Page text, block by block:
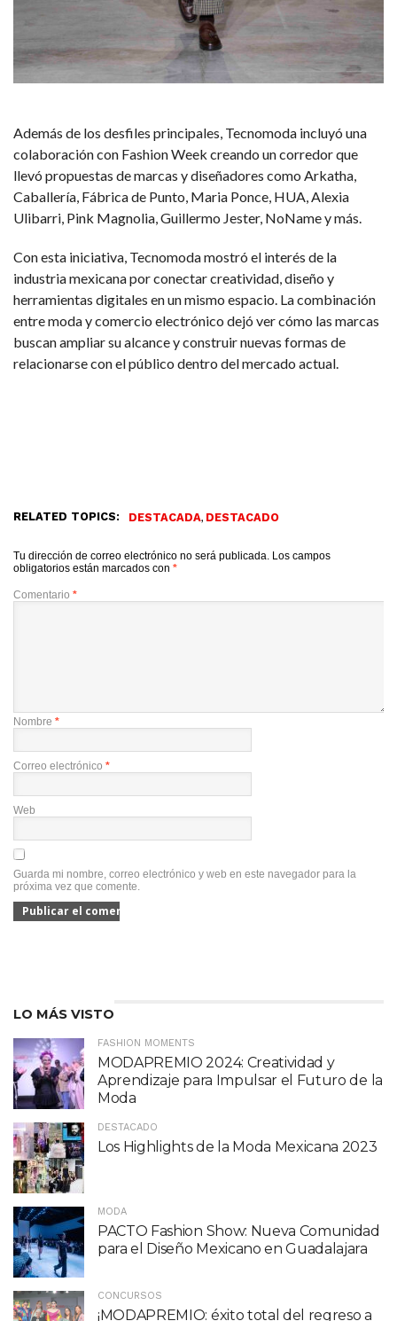
Además de los desfiles principales, Tecnomoda incluyó una
colaboración con Fashion Week creando un corredor que
llevó propuestas de marcas y diseñadores como Arkatha,
Caballería, Fábrica de Punto, Maria Ponce, HUA, Alexia
Ulibarri, Pink Magnolia, Guillermo Jester, NoName y más.
Con esta iniciativa, Tecnomoda mostró el interés de la
industria mexicana por conectar creatividad, diseño y
herramientas digitales en un mismo espacio. La combinación
entre moda y comercio electrónico dejó ver cómo las marcas
buscan ampliar su alcance y construir nuevas formas de
relacionarse con el público dentro del mercado actual.
RELATED TOPICS: DESTACADA, DESTACADO
Tu dirección de correo electrónico no será publicada. Los campos
obligatorios están marcados con *
Comentario *
Nombre *
Correo electrónico *
Web
Guarda mi nombre, correo electrónico y web en este navegador para la
próxima vez que comente.
LO MÁS VISTO
FASHION MOMENTS
MODAPREMIO 2024: Creatividad y
Aprendizaje para Impulsar el Futuro de la
Moda
DESTACADO
Los Highlights de la Moda Mexicana 2023
MODA
PACTO Fashion Show: Nueva Comunidad
para el Diseño Mexicano en Guadalajara
CONCURSOS
¡MODAPREMIO: éxito total del regreso a